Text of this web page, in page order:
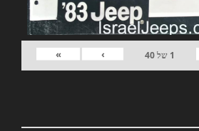
1 של40
›
»